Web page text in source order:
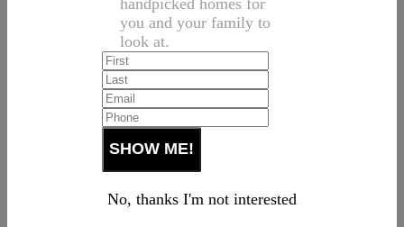
you and your family to
look at.
No, thanks I'm not interested